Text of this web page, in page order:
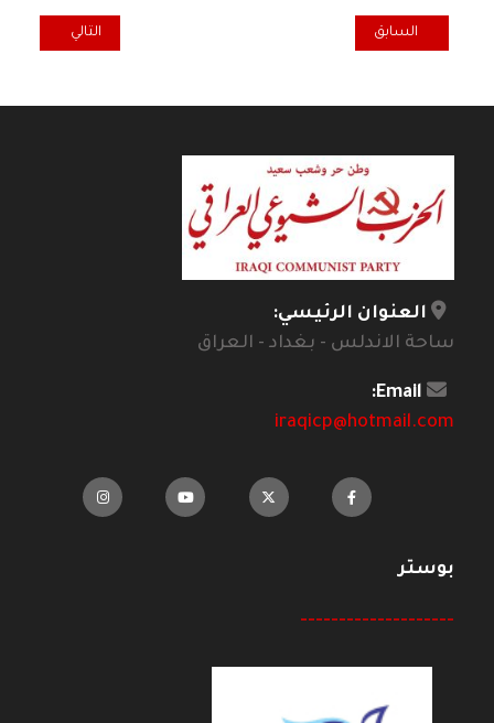
المقال السابق: أكول... بين النظامين المركزي واللا مركزي / إيمان
السابق المقال التالي:
التالي
العنوان الرئيسي:
ساحة الاندلس - بغداد - العراق
Email:
iraqicp@hotmail.com
بوستر
--------------------